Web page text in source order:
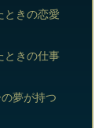
ときの恋愛
ときの仕事
夢が持つ